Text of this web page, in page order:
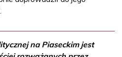
na Piaseckim jest